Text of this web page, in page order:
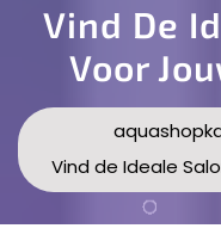
Vind De
Voor
Vind de Ideale